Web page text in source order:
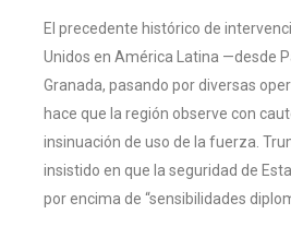
El precedente histórico de
Unidos en América Latina —desde
Granada, pasando por diversas
hace que la región observe con
insinuación de uso de la fuerza.
insistido en que la seguridad de
por encima de “sensibilidades